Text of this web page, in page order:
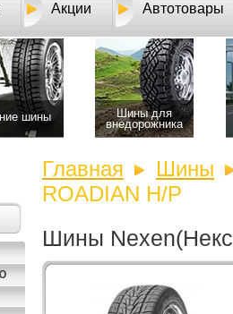
Акции Автотовары
шины
Шины для
внедорожника
Главная
Шины
ROADIAN H/P
Шины